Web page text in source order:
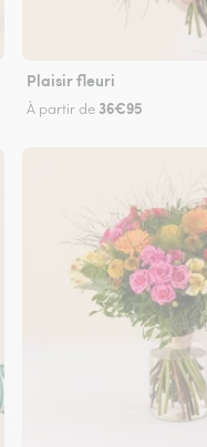
Plaisir fleuri
À partir de 36€95